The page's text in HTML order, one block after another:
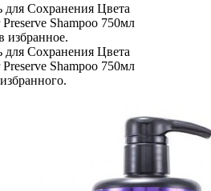
Сохранения Цвета
Shampoo 750мл
избранное.
Сохранения Цвета
Shampoo 750мл